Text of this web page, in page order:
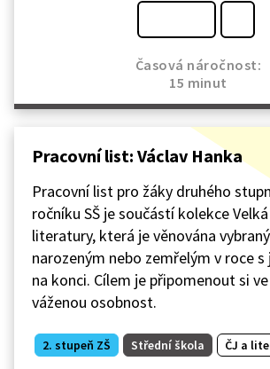
Časová náročnost:
15 minut
Pracovní list: Václav Hanka
Pracovní list pro žáky druhého
ročníku SŠ je součástí kolekce
literatury, která je věnována
narozeným nebo zemřelým v roce s
na konci. Cílem je připomenout si
váženou osobnost.
2. stupeň ZŠ Střední škola ČJ a